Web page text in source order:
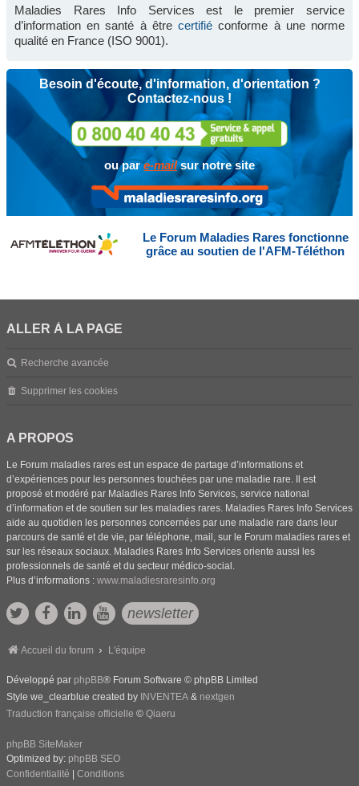
Maladies Rares Info Services est le premier service
d’information en santé à êtrecertifié conforme à une norme
qualité en France (ISO 9001).
Besoin d'écoute, d'information, d'orientation ?
Contactez-nous !
ou pare-mailsur notre site
Le Forum Maladies Rares fonctionne
grâce au soutien de l'AFM-Téléthon
ALLER À LA PAGE
Recherche avancée
Supprimer les cookies
A PROPOS
Le Forum maladies rares est un espace de partage d’informations et
d’expériences pour les personnes touchées par une maladie rare. Il est
proposé et modéré par Maladies Rares Info Services, service national
d’information et de soutien sur les maladies rares. Maladies Rares Info Services
aide au quotidien les personnes concernées par une maladie rare dans leur
parcours de santé et de vie, par téléphone, mail, sur le Forum maladies rares et
sur les réseaux sociaux. Maladies Rares Info Services oriente aussi les
professionnels de santé et du secteur médico-social.
Plus d’informations : www.maladiesraresinfo.org
newsletter
Accueil du forum L'équipe
Développé par phpBB® Forum Software © phpBB Limited
Style we_clearblue created by INVENTEA & nextgen
Traduction française officielle © Qiaeru
phpBB SiteMaker
Optimized by: phpBB SEO
Confidentialité
Conditions